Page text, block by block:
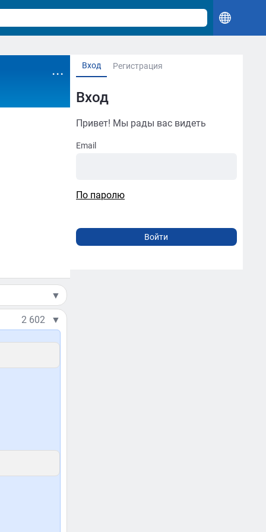
Вход Регистрация
Вход
Привет! Мы рады вас видеть
Email
По паролю
...
▼
2 602 ▼